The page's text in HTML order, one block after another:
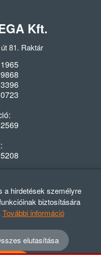
Kft.
81. Raktár
16:30
Kft.
Elállási nyilatkozat
a hirdetések személyre
biztosítására
További információ
elutasítása